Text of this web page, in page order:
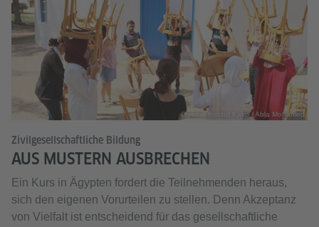
Goethe-Institut Kairo / Abla Mohamed
Zivilgesellschaftliche Bildung
AUS MUSTERN AUSBRECHEN
Ein Kurs in Ägypten fordert die Teilnehmenden heraus,
sich den eigenen Vorurteilen zu stellen. Denn Akzeptanz
von Vielfalt ist entscheidend für das gesellschaftliche